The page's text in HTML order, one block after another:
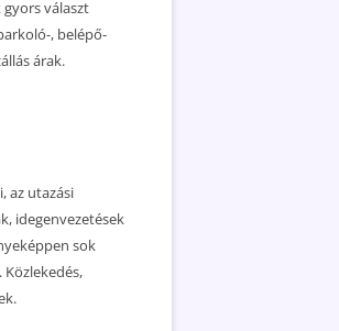
gyors választ
, belépő-
árak.
az utazási
idegenvezetések
sok